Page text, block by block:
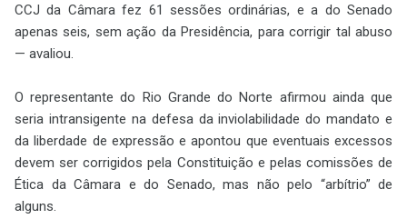
CCJ da Câmara fez 61 sessões ordinárias, e a do Senado
apenas seis, sem ação da Presidência, para corrigir tal abuso
— avaliou.
O representante do Rio Grande do Norte afirmou ainda que
seria intransigente na defesa da inviolabilidade do mandato e
da liberdade de expressão e apontou que eventuais excessos
devem ser corrigidos pela Constituição e pelas comissões de
Ética da Câmara e do Senado, mas não pelo “arbítrio” de
alguns.